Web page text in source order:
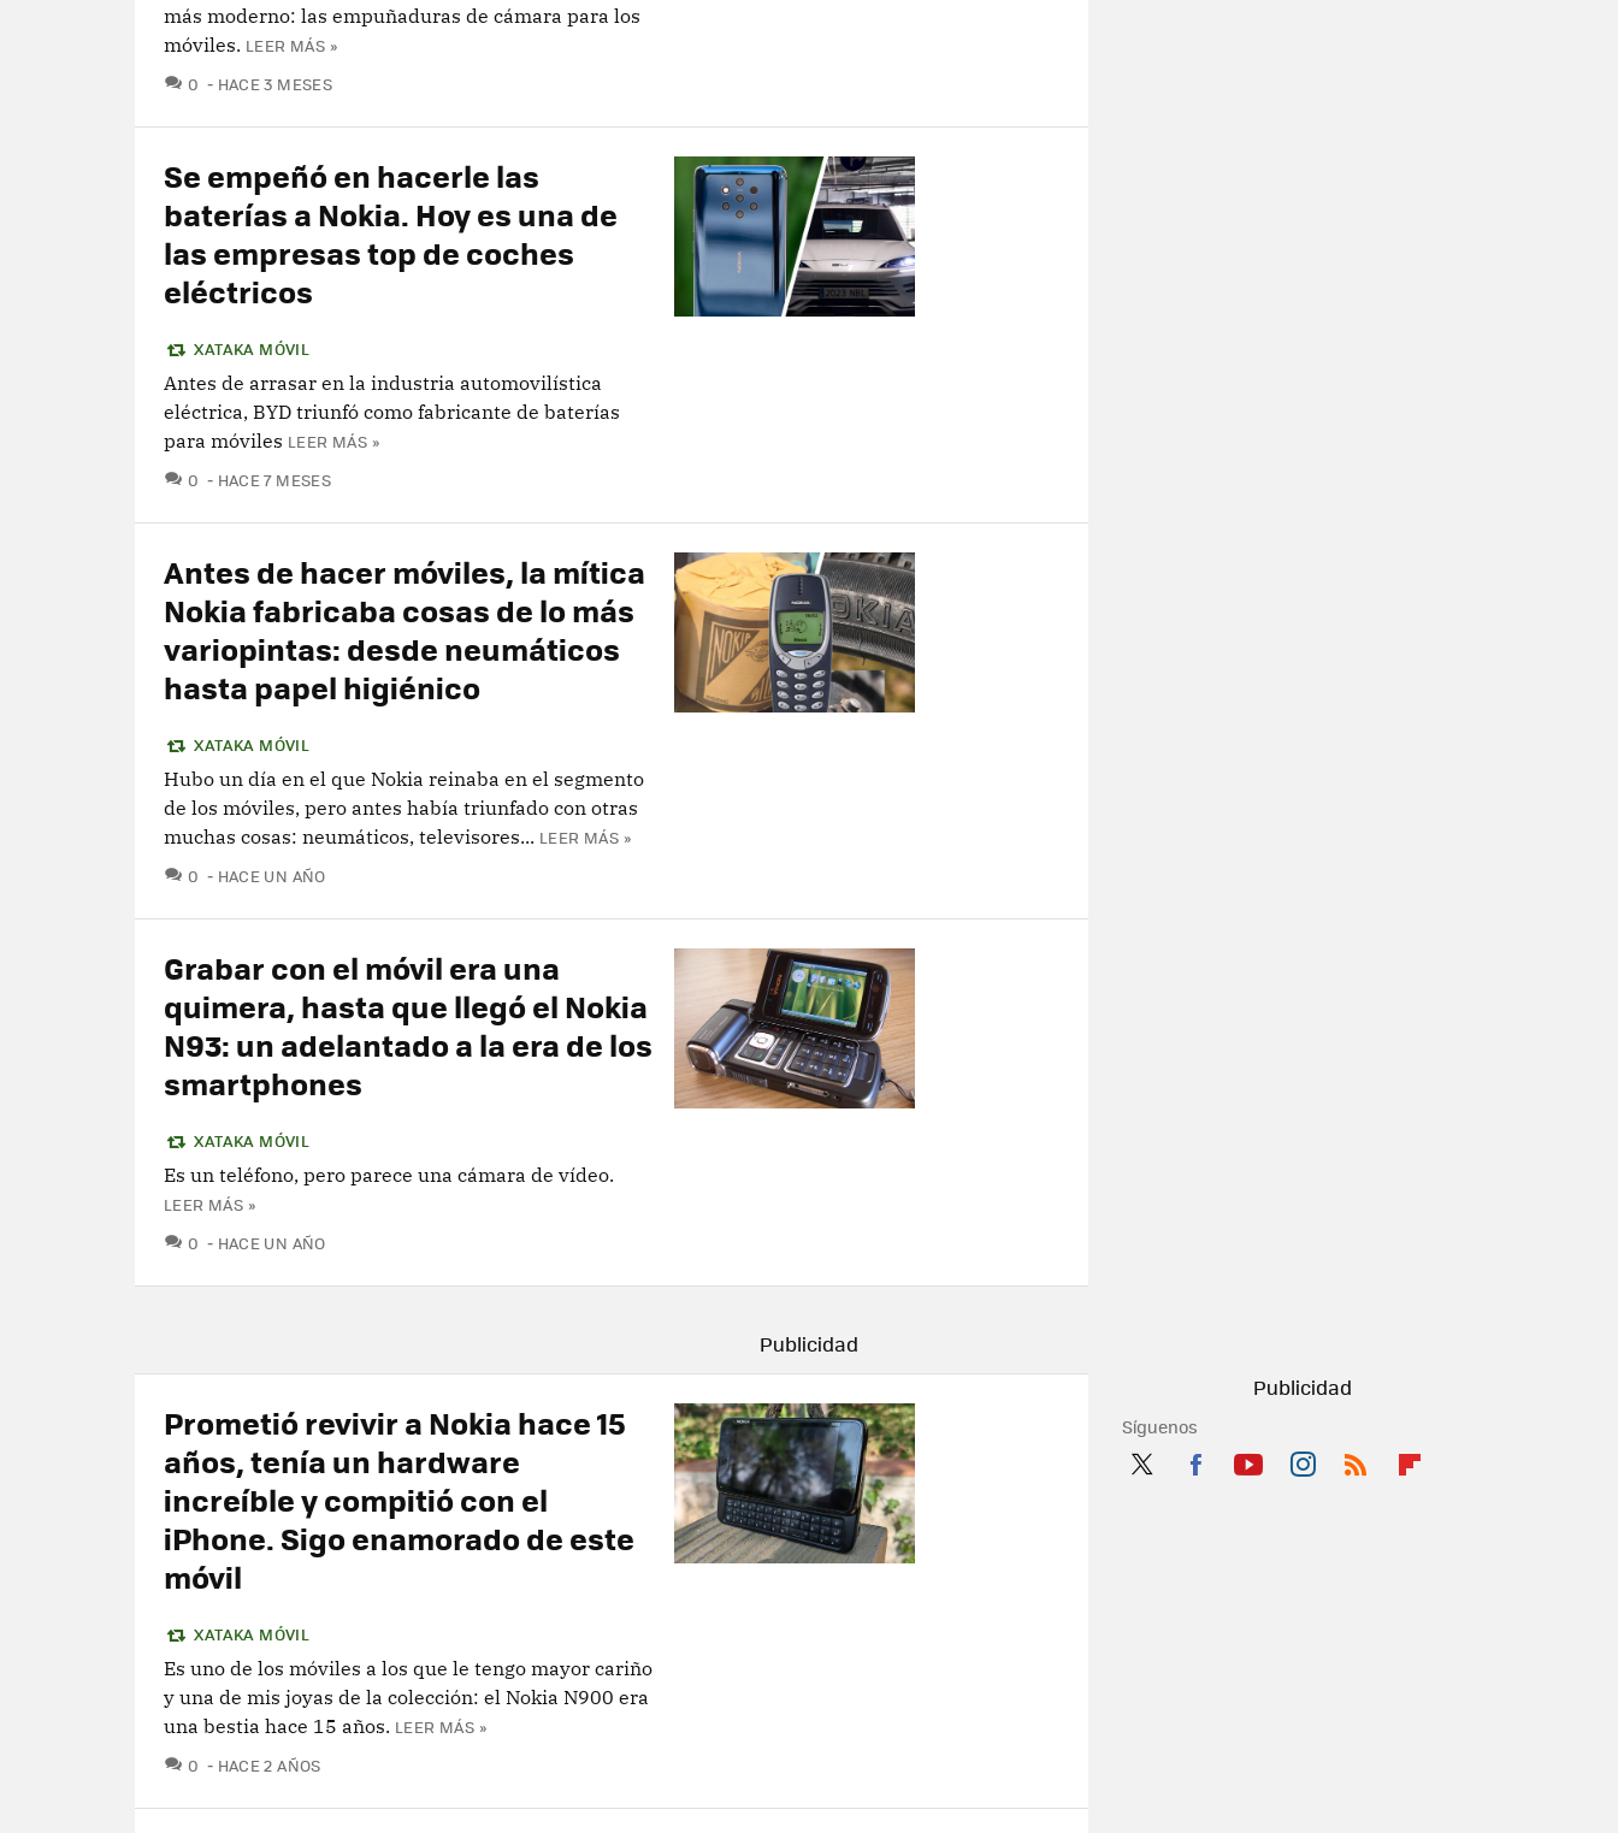
más moderno: las empuñaduras de cámara para los
móviles. LEER MÁS »
0 COMENTARIOS
HACE 3 MESES
Se empeñó en hacerle las
baterías a Nokia. Hoy es una de
las empresas top de coches
eléctricos
XATAKA MÓVIL
Antes de arrasar en la industria automovilística
eléctrica, BYD triunfó como fabricante de baterías
para móviles LEER MÁS »
0 COMENTARIOS
HACE 7 MESES
Antes de hacer móviles, la mítica
Nokia fabricaba cosas de lo más
variopintas: desde neumáticos
hasta papel higiénico
XATAKA MÓVIL
Hubo un día en el que Nokia reinaba en el segmento
de los móviles, pero antes había triunfado con otras
muchas cosas: neumáticos, televisores... LEER MÁS »
0 COMENTARIOS
HACE UN AÑO
Grabar con el móvil era una
quimera, hasta que llegó el Nokia
N93: un adelantado a la era de los
smartphones
XATAKA MÓVIL
Es un teléfono, pero parece una cámara de vídeo.
LEER MÁS »
0 COMENTARIOS
HACE UN AÑO
Síguenos
Prometió revivir a Nokia hace 15
años, tenía un hardware
increíble y compitió con el
iPhone. Sigo enamorado de este
móvil
XATAKA MÓVIL
Es uno de los móviles a los que le tengo mayor cariño
y una de mis joyas de la colección: el Nokia N900 era
una bestia hace 15 años. LEER MÁS »
0 COMENTARIOS
HACE 2 AÑOS